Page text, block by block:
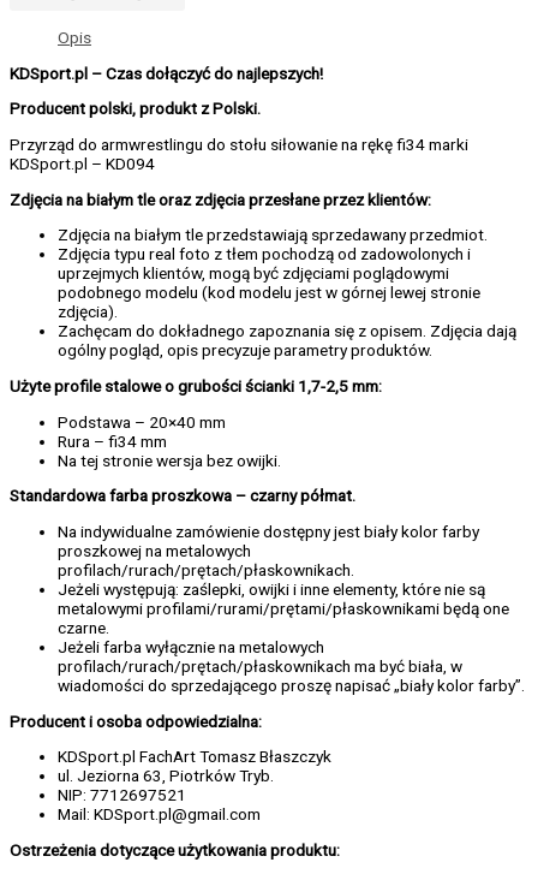
Opis
KDSport.pl – Czas dołączyć do najlepszych!
Producent polski, produkt z Polski.
Przyrząd do armwrestlingu do stołu siłowanie na rękę fi34 marki
KDSport.pl – KD094
Zdjęcia na białym tle oraz zdjęcia przesłane przez klientów:
Zdjęcia na białym tle przedstawiają sprzedawany przedmiot.
Zdjęcia typu real foto z tłem pochodzą od zadowolonych i
uprzejmych klientów, mogą być zdjęciami poglądowymi
podobnego modelu (kod modelu jest w górnej lewej stronie
zdjęcia).
Zachęcam do dokładnego zapoznania się z opisem. Zdjęcia dają
ogólny pogląd, opis precyzuje parametry produktów.
Użyte profile stalowe o grubości ścianki 1,7-2,5 mm:
Podstawa – 20×40 mm
Rura – fi34 mm
Na tej stronie wersja bez owijki.
Standardowa farba proszkowa – czarny półmat.
Na indywidualne zamówienie dostępny jest biały kolor farby
proszkowej na metalowych
profilach/rurach/prętach/płaskownikach.
Jeżeli występują: zaślepki, owijki i inne elementy, które nie są
metalowymi profilami/rurami/prętami/płaskownikami będą one
czarne.
Jeżeli farba wyłącznie na metalowych
profilach/rurach/prętach/płaskownikach ma być biała, w
wiadomości do sprzedającego proszę napisać „biały kolor farby”.
Producent i osoba odpowiedzialna:
KDSport.pl FachArt Tomasz Błaszczyk
ul. Jeziorna 63, Piotrków Tryb.
NIP: 7712697521
Mail: KDSport.pl@gmail.com
Ostrzeżenia dotyczące użytkowania produktu: